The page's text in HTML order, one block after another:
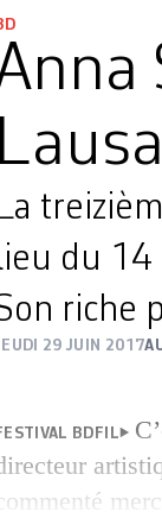
du 14
riche
29 JUIN 2017
BDFIL